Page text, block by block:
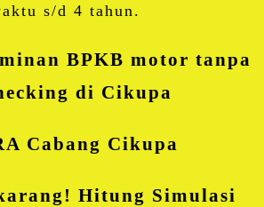
s/d 4 tahun.
BPKB motor tanpa
di Cikupa
Cabang Cikupa
Hitung Simulasi